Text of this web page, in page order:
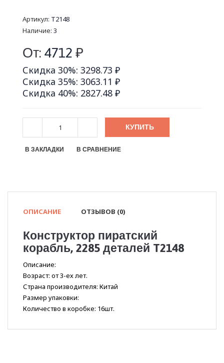
Артикул: T2148
Наличие: 3
От: 4712 ₽
Скидка 30%: 3298.73 ₽
Скидка 35%: 3063.11 ₽
Скидка 40%: 2827.48 ₽
КУПИТЬ
В ЗАКЛАДКИ В СРАВНЕНИЕ
ОПИСАНИЕ ОТЗЫВОВ (0)
Конструктор пиратский
корабль, 2285 деталей T2148
Описание:
Возраст: от 3-ех лет.
Страна производителя: Китай
Размер упаковки:
Количество в коробке: 16шт.